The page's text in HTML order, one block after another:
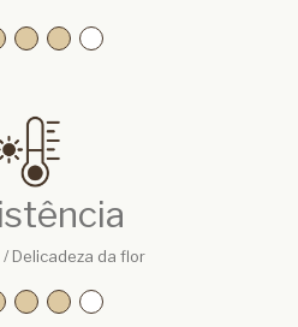
Delicadeza da flor